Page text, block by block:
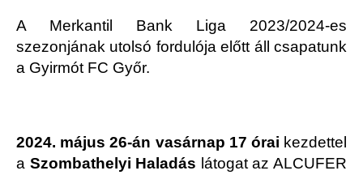
A Merkantil Bank Liga 2023/2024-es
szezonjának utolsó fordulója előtt áll csapatunk
a Gyirmót FC Győr.
2024. május 26-án vasárnap 17 órai kezdettel
a Szombathelyi Haladás látogat az ALCUFER